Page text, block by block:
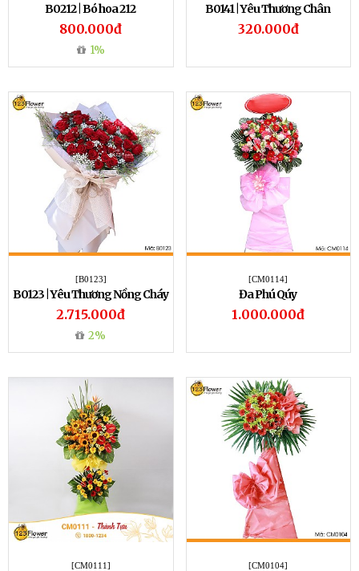
B0212 | Bó hoa 212
800.000đ
1%
B0141 | Yêu Thương Chân
Thành
320.000đ
[B0123]
B0123 | Yêu Thương Nồng Cháy
2.715.000đ
2%
[CM0114]
Đa Phú Qúy
1.000.000đ
[CM0111] [CM0104]